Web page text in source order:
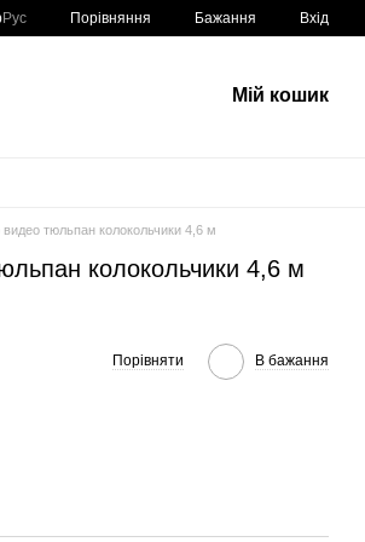
Рус Порівняння Бажання Вхід
Мій кошик
тюльпан колокольчики 4,6 м
колокольчики 4,6 м
Порівняти В бажання